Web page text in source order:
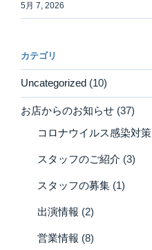
5月 7, 2026
カテゴリ
Uncategorized (10)
お店からのお知らせ (37)
コロナウイルス感染対策
スタッフのご紹介 (3)
スタッフの募集 (1)
出演情報 (2)
営業情報 (8)